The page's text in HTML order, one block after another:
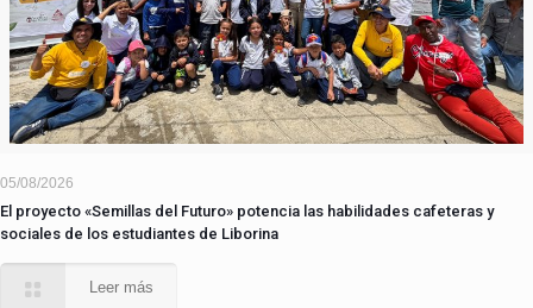
05/08/2026
El proyecto «Semillas del Futuro» potencia las habilidades cafeteras y
sociales de los estudiantes de Liborina
Leer más